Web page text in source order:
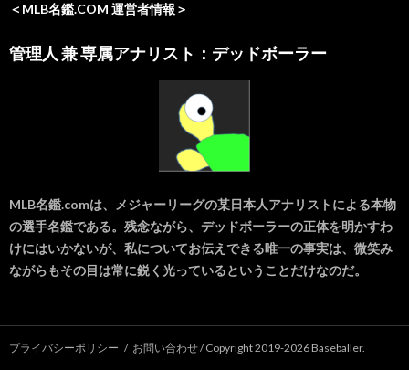
＜MLB名鑑.COM 運営者情報＞
管理人 兼 専属アナリスト：デッドボーラー
MLB名鑑.comは、メジャーリーグの某日本人アナリストによる本物
の選手名鑑である。残念ながら、デッドボーラーの正体を明かすわ
けにはいかないが、私についてお伝えできる唯一の事実は、微笑み
ながらもその目は常に鋭く光っているということだけなのだ。
プライバシーポリシー お問い合わせ/ Copyright 2019-2026 Baseballer.